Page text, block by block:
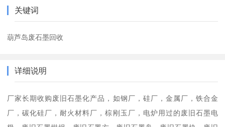
关键词
葫芦岛废石墨回收
详细说明
厂家长期收购废旧石墨化产品，如钢厂，硅厂，金属厂，铁合金
厂，碳化硅厂，耐火材料厂，棕刚玉厂，电炉用过的废旧石墨电